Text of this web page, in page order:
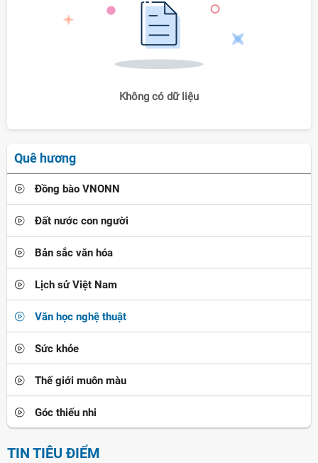
Không có dữ liệu
Quê hương
Đồng bào VNONN
Đất nước con người
Bản sắc văn hóa
Lịch sử Việt Nam
Văn học nghệ thuật
Sức khỏe
Thế giới muôn màu
Góc thiếu nhi
TIN TIÊU ĐIỂM